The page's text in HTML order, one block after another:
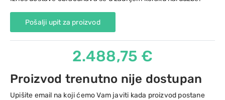
Pošalji upit za proizvod
2.488,75 €
Proizvod trenutno nije dostupan
Upišite email na koji ćemo Vam javiti kada proizvod postane